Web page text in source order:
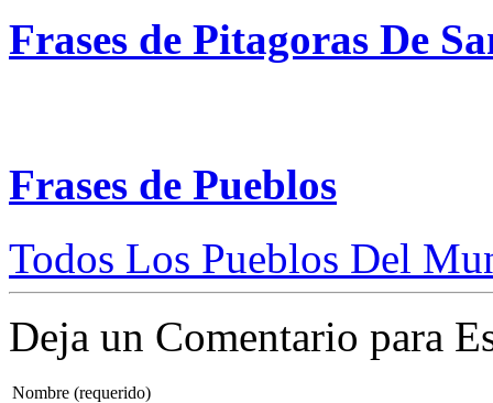
Frases de Pitagoras De
Frases de Pueblos
Todos Los Pueblos Del
Deja un Comentario para
Nombre (requerido)